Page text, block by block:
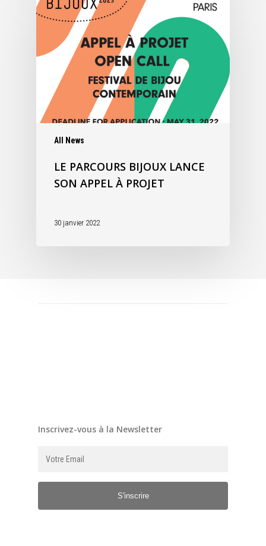
All News
LE PARCOURS BIJOUX LANCE
SON APPEL À PROJET
30 janvier 2022
Inscrivez-vous à la Newsletter
S'inscrire